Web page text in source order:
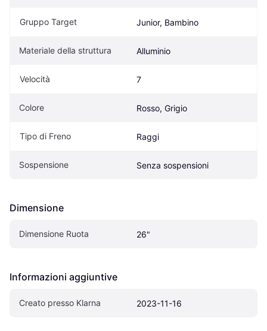
Gruppo Target Junior, Bambino
Materiale della struttura Alluminio
Velocità 7
Colore Rosso, Grigio
Tipo di Freno Raggi
Sospensione Senza sospensioni
Dimensione
Dimensione Ruota 26"
Informazioni aggiuntive
Creato presso Klarna 2023-11-16